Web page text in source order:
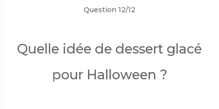
Question 12/12
Quelle idée de dessert glacé
pour Halloween ?